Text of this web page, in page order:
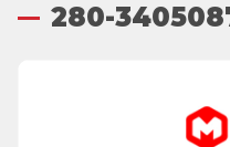
280-